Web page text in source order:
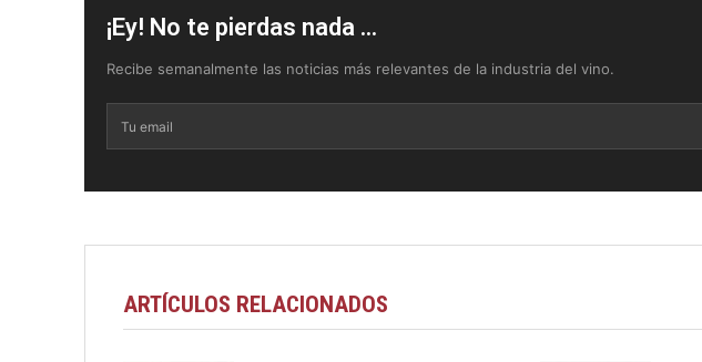
¡Ey! No te pierdas nada ...
Recibe semanalmente las noticias más relevantes de la industria del vino.
ARTÍCULOS RELACIONADOS